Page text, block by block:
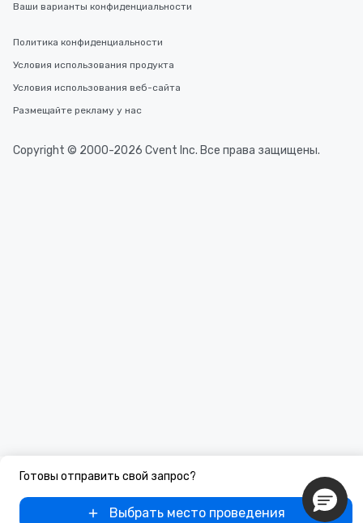
Готовы отправить свой запрос?
Выбрать место проведения
Ваши варианты конфиденциальности
Политика конфиденциальности
Условия использования продукта
Условия использования веб-сайта
Размещайте рекламу у нас
Copyright © 2000-2026 Cvent Inc. Все права защищены.